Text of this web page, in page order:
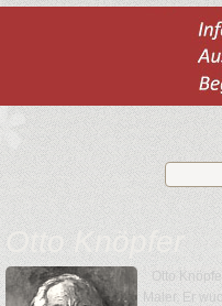
Otto Knöpfer
Otto
Maler. Er